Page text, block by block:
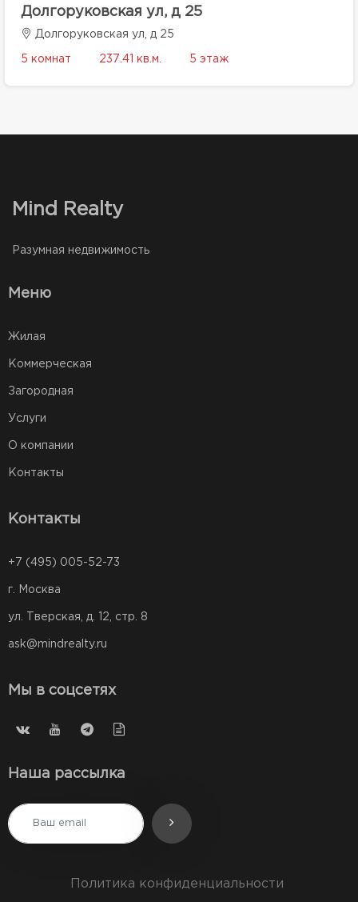
Долгоруковская ул, д 25
Долгоруковская ул, д 25
5 комнат 237.41 кв.м. 5 этаж
Mind Realty
Разумная недвижимость
Меню
Жилая
Коммерческая
Загородная
Услуги
О компании
Контакты
Контакты
+7 (495) 005-52-73
г. Москва
ул. Тверская, д. 12, стр. 8
ask@mindrealty.ru
Мы в соцсетях
Наша рассылка
Политика конфиденциальности